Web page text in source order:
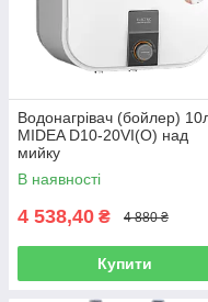
Водонагрівач (бойлер)
MIDEA D10-20VI(О) над
мийку
В наявності
4 538,40 ₴ 4 880 ₴
Купити